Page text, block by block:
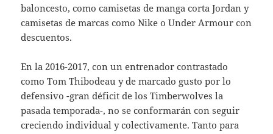
baloncesto, como camisetas de manga corta Jordan y
camisetas de marcas como Nike o Under Armour con
descuentos.
En la 2016-2017, con un entrenador contrastado
como Tom Thibodeau y de marcado gusto por lo
defensivo -gran déficit de los Timberwolves la
pasada temporada-, no se conformarán con seguir
creciendo individual y colectivamente. Tanto para